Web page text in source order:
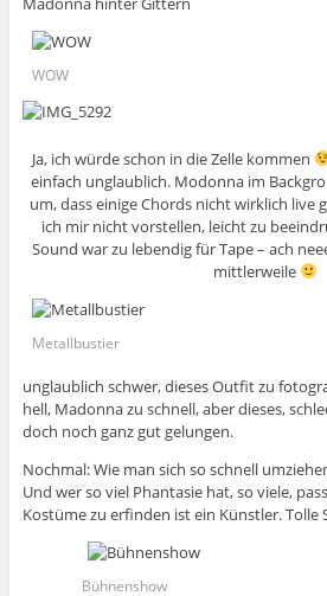
WOW
Ja, ich würde schon in die Zelle kommen
einfach unglaublich. Modonna im
um, dass einige Chords nicht wirklich live
ich mir nicht vorstellen, leicht zu
Sound war zu lebendig für Tape – ach
mittlerweile
Metallbustier
unglaublich schwer, dieses Outfit zu
hell, Madonna zu schnell, aber dieses,
doch noch ganz gut gelungen.
Nochmal: Wie man sich so schnell
Und wer so viel Phantasie hat, so viele,
Kostüme zu erfinden ist ein Künstler. Tolle
Bühnenshow